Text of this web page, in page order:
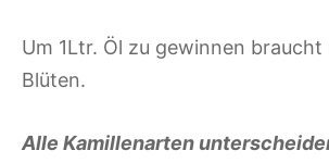
Um 1Ltr. Öl zu gewinnen
Blüten.
Alle Kamillenarten